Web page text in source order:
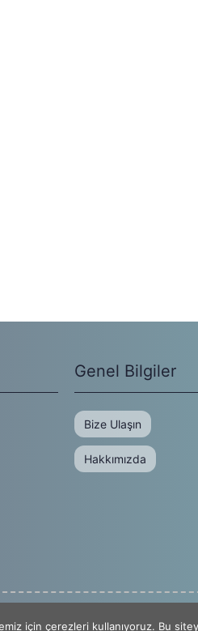
Genel Bilgiler
Bize Ulaşın
Hakkımızda
için çerezleri kullanıyoruz. Bu